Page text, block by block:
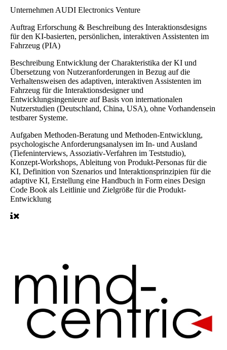
Unternehmen AUDI Electronics Venture
Auftrag Erforschung & Beschreibung des Interaktionsdesigns
für den KI-basierten, persönlichen, interaktiven Assistenten im
Fahrzeug (PIA)
Beschreibung Entwicklung der Charakteristika der KI und
Übersetzung von Nutzeranforderungen in Bezug auf die
Verhaltensweisen des adaptiven, interaktiven Assistenten im
Fahrzeug für die Interaktionsdesigner und
Entwicklungsingenieure auf Basis von internationalen
Nutzerstudien (Deutschland, China, USA), ohne Vorhandensein
testbarer Systeme.
Aufgaben Methoden-Beratung und Methoden-Entwicklung,
psychologische Anforderungsanalysen im In- und Ausland
(Tiefeninterviews, Assoziativ-Verfahren im Teststudio),
Konzept-Workshops, Ableitung von Produkt-Personas für die
KI, Definition von Szenarios und Interaktionsprinzipien für die
adaptive KI, Erstellung eine Handbuch in Form eines Design
Code Book als Leitlinie und Zielgröße für die Produkt-
Entwicklung